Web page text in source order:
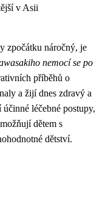
v Asii
zpočátku náročný, je
nemocí se po
příběhů o
a žijí dnes zdravý a
účinné léčebné postupy,
dětem s
dětství.